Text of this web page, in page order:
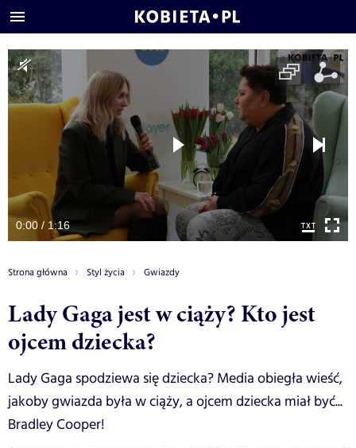
0:00 / 1:16
Strona główna Styl życia Gwiazdy
Lady Gaga jest w ciąży? Kto jest
ojcem dziecka?
Lady Gaga spodziewa się dziecka? Media obiegła wieść,
jakoby gwiazda była w ciąży, a ojcem dziecka miał być...
Bradley Cooper!